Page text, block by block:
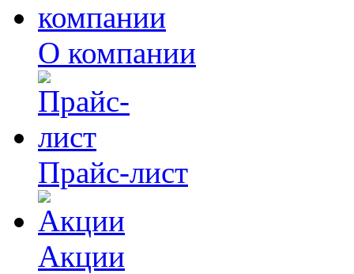
О компании
Прайс-лист
Акции